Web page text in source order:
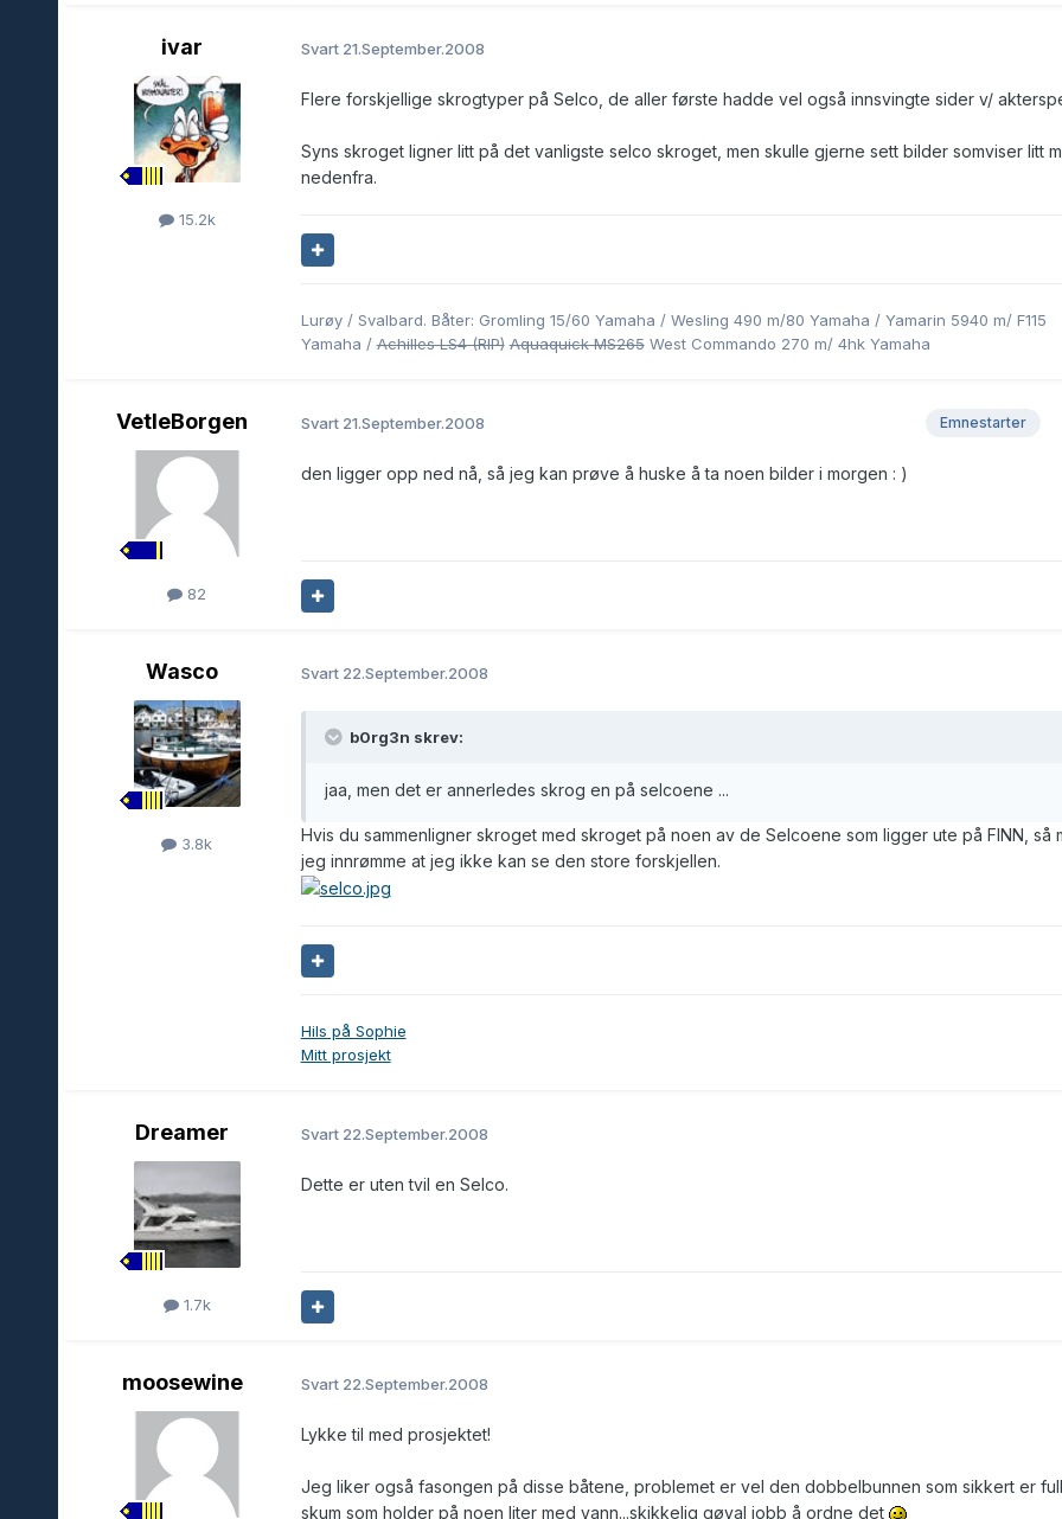
ivar
15.2k
Svart 21.September.2008
Flere forskjellige skrogtyper på Selco, de aller første hadde vel også innsvingte sider v/
Syns skroget ligner litt på det vanligste selco skroget, men skulle gjerne sett bilder somviser litt
nedenfra.
Lurøy / Svalbard. Båter: Gromling 15/60 Yamaha / Wesling 490 m/80 Yamaha / Yamarin 5940 m/ F115
Yamaha /Achilles LS4 (RIP) Aquaquick MS265West Commando 270 m/ 4hk Yamaha
VetleBorgen
82
Emnestarter
Svart 21.September.2008
den ligger opp ned nå, så jeg kan prøve å huske å ta noen bilder i morgen : )
Wasco
3.8k
Svart 22.September.2008
b0rg3n skrev:
jaa, men det er annerledes skrog en på selcoene ...
Hvis du sammenligner skroget med skroget på noen av de Selcoene som ligger ute på FINN, så
jeg innrømme at jeg ikke kan se den store forskjellen.
Hils på Sophie
Mitt prosjekt
Dreamer
1.7k
Svart 22.September.2008
Dette er uten tvil en Selco.
moosewine Svart 22.September.2008
Lykke til med prosjektet!
Jeg liker også fasongen på disse båtene, problemet er vel den dobbelbunnen som sikkert er
skum som holder på noen liter med vann...skikkelig gøyal jobb å ordne det